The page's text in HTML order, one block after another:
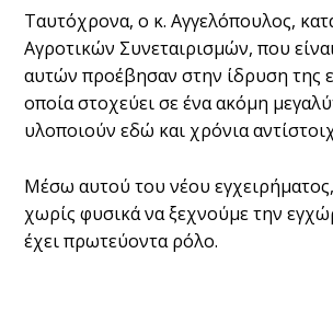
Ταυτόχρονα, ο κ. Αγγελόπουλος,
Αγροτικών Συνεταιρισμών, που
αυτών προέβησαν στην ίδρυση της
οποία στοχεύει σε ένα ακόμη
υλοποιούν εδώ και χρόνια
Μέσω αυτού του νέου εγχειρήματος,
χωρίς φυσικά να ξεχνούμε την
έχει πρωτεύοντα ρόλο.